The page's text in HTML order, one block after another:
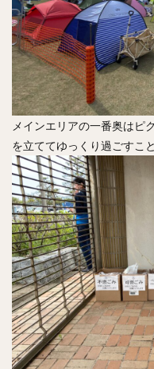
メインエリアの一番奥はピ
を立ててゆっくり過ごすこ